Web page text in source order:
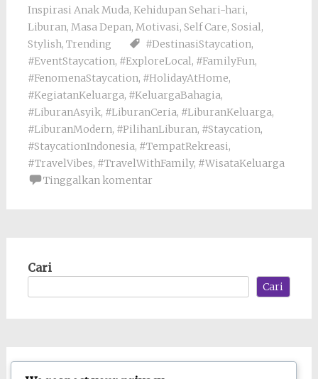
Inspirasi Anak Muda, Kehidupan Sehari-hari,
Liburan, Masa Depan, Motivasi, Self Care, Sosial,
Stylish, Trending #DestinasiStaycation,
#EventStaycation, #ExploreLocal, #FamilyFun,
#FenomenaStaycation, #HolidayAtHome,
#KegiatanKeluarga, #KeluargaBahagia,
#LiburanAsyik, #LiburanCeria, #LiburanKeluarga,
#LiburanModern, #PilihanLiburan, #Staycation,
#StaycationIndonesia, #TempatRekreasi,
#TravelVibes, #TravelWithFamily, #WisataKeluarga
Tinggalkan komentar
Cari
Cari